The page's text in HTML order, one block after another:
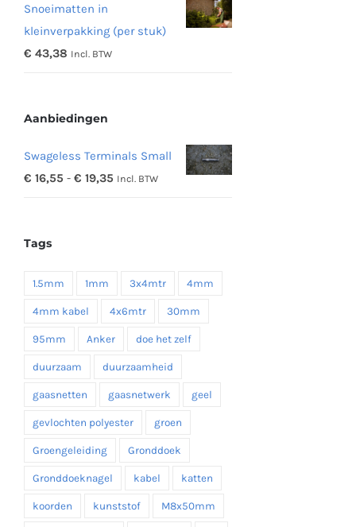
€ 48,16
Snoeimatten in
kleinverpakking (per stuk)
€ 43,38 Incl. BTW
Aanbiedingen
Swageless Terminals Small
€ 16,55 - € 19,35 Prijsklasse:
Incl. BTW
Tags
1.5mm 1mm 3x4mtr 4mm
4mm kabel 4x6mtr 30mm
95mm Anker doe het zelf
duurzaam duurzaamheid
gaasnetten gaasnetwerk geel
gevlochten polyester groen
Groengeleiding Gronddoek
Gronddoeknagel kabel katten
koorden kunststof M8x50mm